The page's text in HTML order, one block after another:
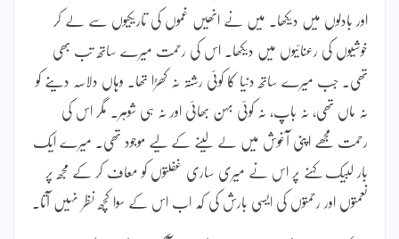
اور بادلوں میں دیکھا۔ میں نے انھیں غموں کی تاریکیوں سے لے کر
خوشیوں کی رعنائیوں میں دیکھا۔ اس کی رحمت میرے ساتھ تب بھی
تھی۔ جب میرے ساتھ دنیا کا کوئی رشتہ نہ کھڑا تھا۔ وہاں دلاسہ دینے کو
نہ ماں تھی، نہ باپ، نہ کوئی بہن بھائی اور نہ ہی شوہر۔ مگر اس کی
رحمت مجھے اپنی آغوش میں لے لینے کے لیے موجود تھی۔ میرے ایک
بار لبیک کہنے پر اس نے میری ساری غفلتوں کو معاف کر کے مجھ پر
نعمتوں اور رحمتوں کی ایسی بارش کی کہ اب اس کے سوا کچھ نظر نہیں آتا۔